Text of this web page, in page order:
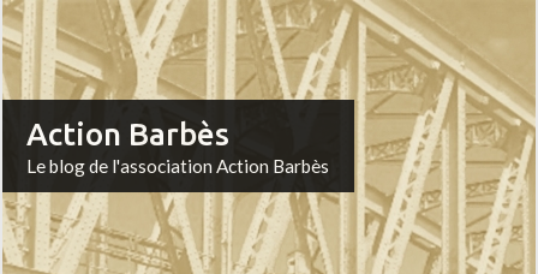
Action Barbès
Le blog de l'association Action Barbès